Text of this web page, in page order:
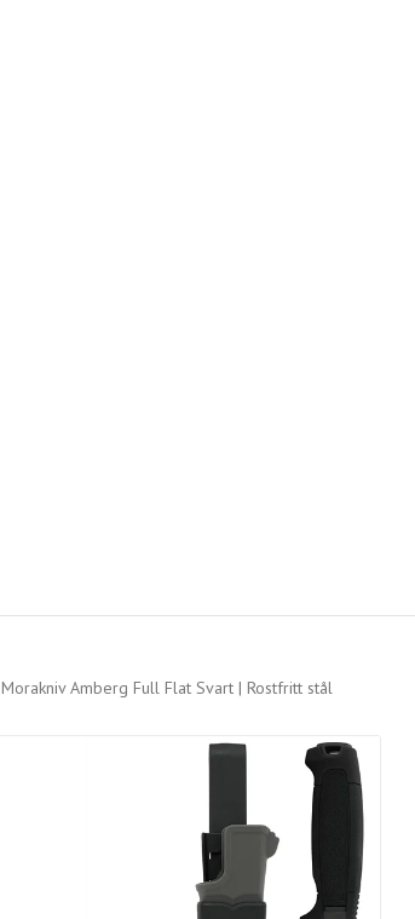
Morakniv Amberg Full Flat Svart | Rostfritt stål